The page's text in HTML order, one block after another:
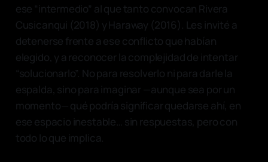
ese “intermedio” al que tanto convocan Rivera
Cusicanqui (2018) y Haraway (2016). Les invité a
detenerse frente a ese conflicto que habían
elegido, y a reconocer la complejidad de intentar
“solucionarlo”. No para resolverlo ni para darle la
espalda, sino para imaginar —aunque sea por un
momento— qué podría significar quedarse ahí, en
ese espacio inestable… sin respuestas, pero con
todo lo que implica.